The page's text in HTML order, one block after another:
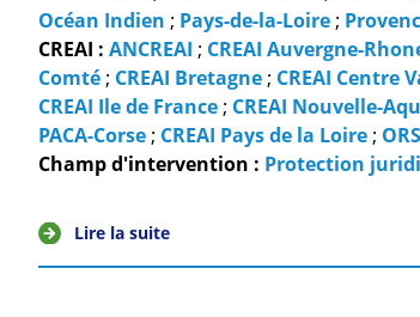
Océan Indien ; Pays-de-la-Loire;
CREAI : ANCREAI ; CREAI Auvergne-
Comté; CREAI Bretagne; CREAI Centre
CREAI Ile de France; CREAI Nouvelle-
PACA-Corse; CREAI Pays de la Loire;
Champ d'intervention : Protection
Lire la suite